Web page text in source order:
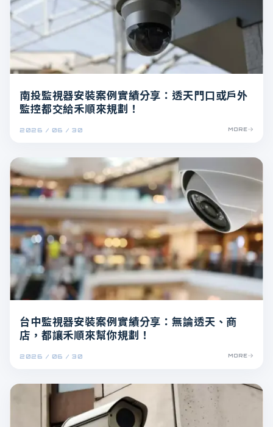
2026 / 06 / 30
南投監視器安裝案例實績分享：透天門口或戶外
監控都交給禾順來規劃！
MORE
2026 / 06 / 30
台中監視器安裝案例實績分享：無論透天、商
店，都讓禾順來幫你規劃！
MORE